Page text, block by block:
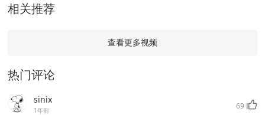
相关推荐
查看更多视频
热门评论
sinix
1年前 69